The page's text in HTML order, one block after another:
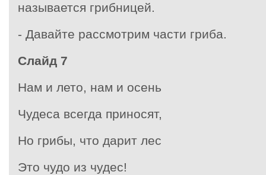
называется грибницей.
- Давайте рассмотрим части гриба.
Слайд 7
Нам и лето, нам и осень
Чудеса всегда приносят,
Но грибы, что дарит лес
Это чудо из чудес!